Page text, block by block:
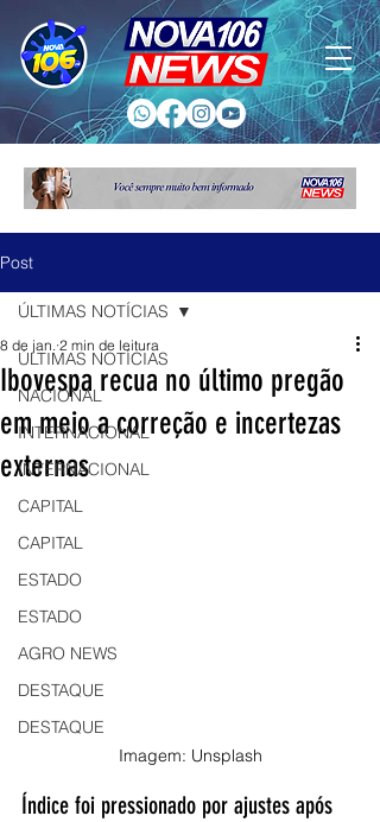
Post
ÚLTIMAS NOTÍCIAS
NACIONAL
INTERNACIONAL
INTERNACIONAL
CAPITAL
CAPITAL
ESTADO
ESTADO
AGRO NEWS
DESTAQUE
DESTAQUE
ÚLTIMAS NOTÍCIAS
Ibovespa recua no último pregão
em meio a correção e incertezas
externas
8 de jan. 2 min de leitura
Imagem: Unsplash
Índice foi pressionado por ajustes após